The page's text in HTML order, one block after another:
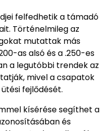
felfedhetik a támadó
Történelmileg az
mutattak más
as alsó és a .250-es
a legutóbbi trendek az
mivel a csapatok
fejlődését.
kísérése segíthet a
és